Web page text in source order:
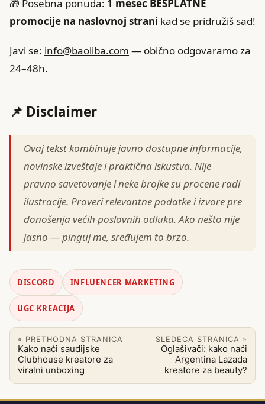
🎁 Posebna ponuda: 1 mesec BESPLATNE
promocije na naslovnoj strani kad se pridružiš sad!
Javi se: info@baoliba.com — obično odgovaramo za
24–48h.
📌 Disclaimer
Ovaj tekst kombinuje javno dostupne informacije,
novinske izveštaje i praktična iskustva. Nije
pravno savetovanje i neke brojke su procene radi
ilustracije. Proveri relevantne podatke i izvore pre
donošenja većih poslovnih odluka. Ako nešto nije
jasno — pinguj me, sređujem to brzo.
DISCORD INFLUENCER MARKETING
UGC KREACIJA
« PRETHODNA STRANICA
Kako naći saudijske
Clubhouse kreatore za
viralni unboxing
SLEDECA STRANICA »
Oglašivači: kako naći
Argentina Lazada
kreatore za beauty?